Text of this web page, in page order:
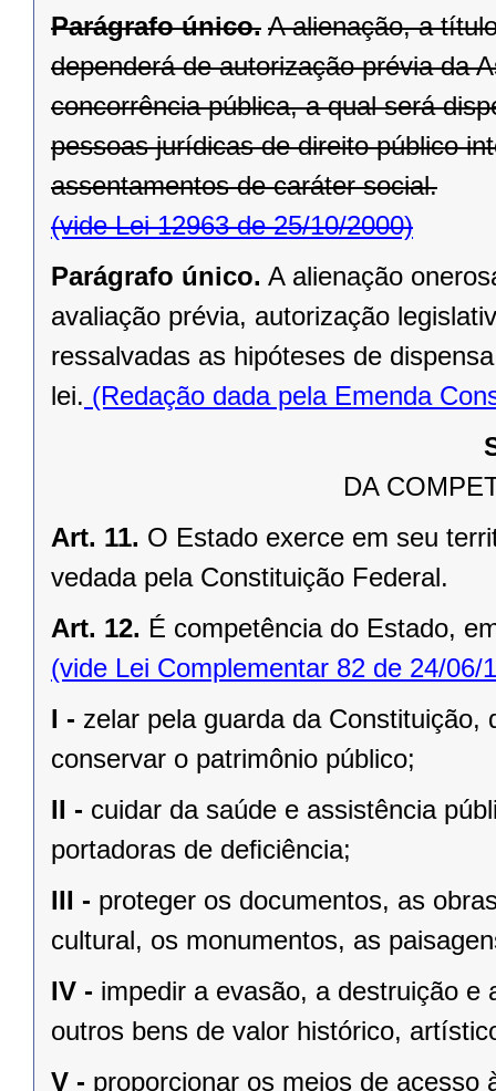
Parágrafo único. A alienação, a
dependerá de autorização prévia da
concorrência pública, a qual será
pessoas jurídicas de direito público
assentamentos de caráter social.
(vide Lei 12963 de 25/10/2000)
Parágrafo único. A alienação
avaliação prévia, autorização
ressalvadas as hipóteses de
lei. (Redação dada pela Emenda
DA
Art. 11. O Estado exerce em seu
vedada pela Constituição Federal.
Art. 12. É competência do Estado,
(vide Lei Complementar 82 de 24/06/
I - zelar pela guarda da
conservar o patrimônio público;
II - cuidar da saúde e assistência
portadoras de deﬁciência;
III - proteger os documentos, as
cultural, os monumentos, as
IV - impedir a evasão, a destruição e
outros bens de valor histórico,
V - proporcionar os meios de acesso